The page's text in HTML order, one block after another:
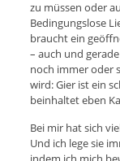
zu müssen oder
Bedingungslose
braucht ein
– auch und
noch immer oder
wird: Gier ist ein
beinhaltet eben
Bei mir hat sich
Und ich lege sie